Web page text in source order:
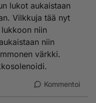
lukot aukaistaan
Vilkkuja tää nyt
niin
niin
värkki.
Kommentoi